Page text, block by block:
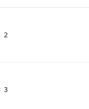
2
3